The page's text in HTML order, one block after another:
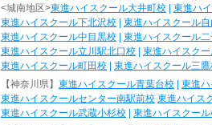
<城南地区>東進ハイスクール大井町校 東進ハ
東進ハイスクール下北沢校
東進ハイスクール
東進ハイスクール中目黒校
東進ハイスクール
東進ハイスクール立川駅北口校
東進ハイスク
東進ハイスクール町田校
東進ハイスクール三
【神奈川県】 東進ハイスクール青葉台校 東進
東進ハイスクールセンター南駅前校 東進ハイス
東進ハイスクール武蔵小杉校
東進ハイスクー